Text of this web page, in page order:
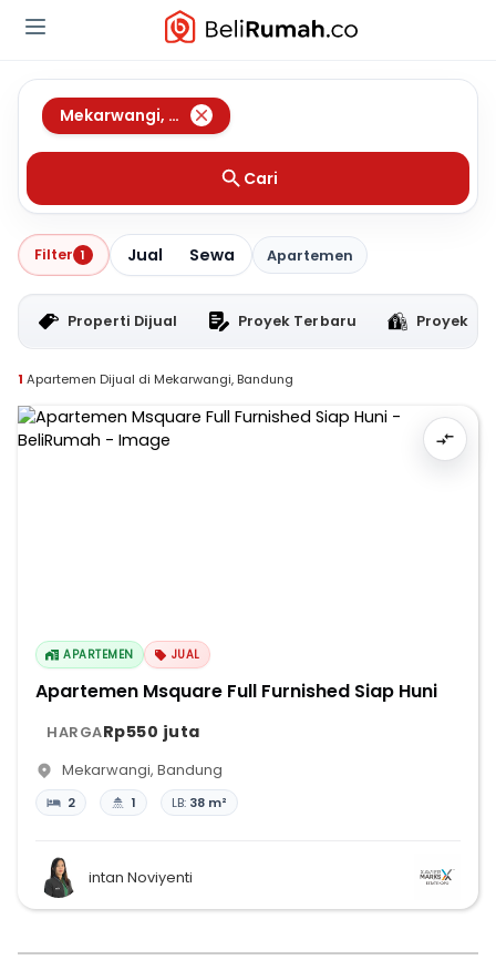
Mekarwangi, Bandung
Cari
Filter 1 Jual Sewa Apartemen
Properti Dijual Proyek Terbaru Proyek
1 Apartemen Dijual di Mekarwangi, Bandung
APARTEMEN JUAL
Apartemen Msquare Full Furnished Siap Huni
HARGARp550 juta
Mekarwangi, Bandung
2 1 LB: 38 m²
intan Noviyenti